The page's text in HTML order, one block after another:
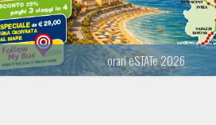
orari eSTATe 2026